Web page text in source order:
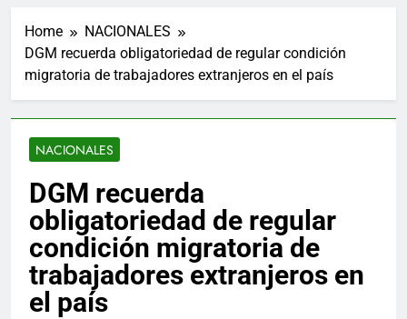
Home
NACIONALES
DGM recuerda obligatoriedad de regular condición
migratoria de trabajadores extranjeros en el país
NACIONALES
DGM recuerda
obligatoriedad de regular
condición migratoria de
trabajadores extranjeros en
el país